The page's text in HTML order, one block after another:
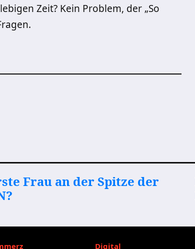
Zeit? Kein Problem, der „So
Frau an der Spitze der
Digital